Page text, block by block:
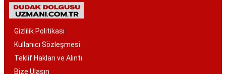
Gizlilik Politikası
Kullanıcı Sözleşmesi
Teklif Hakları ve Alıntı
Bize Ulaşın